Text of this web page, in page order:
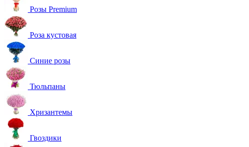
Розы Premium
Роза кустовая
Синие розы
Тюльпаны
Хризантемы
Гвоздики